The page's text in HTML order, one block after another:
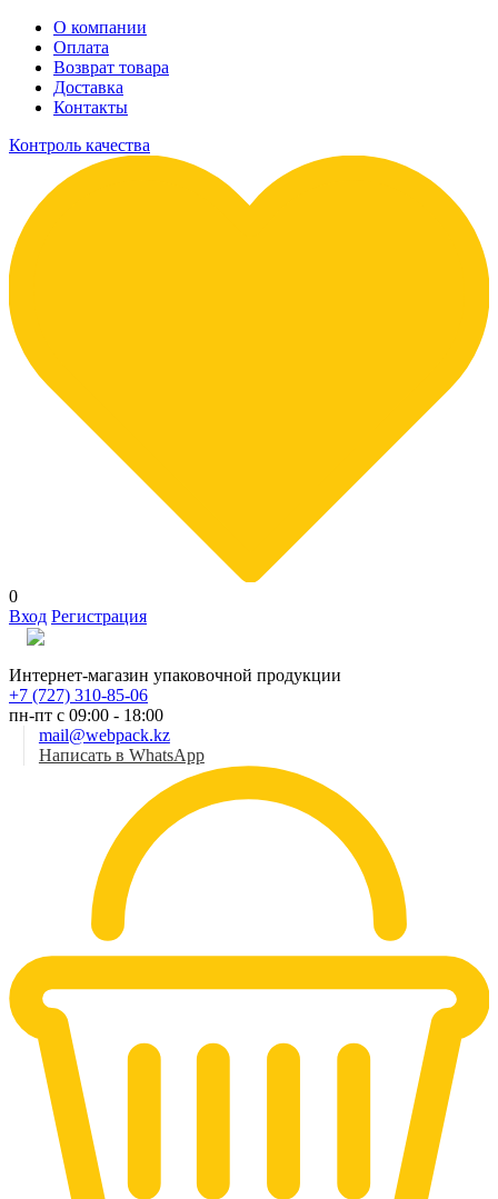
О компании
Оплата
Возврат товара
Доставка
Контакты
Контроль качества
0
Вход Регистрация
Интернет-магазин упаковочной продукции
+7 (727) 310-85-06
пн-пт с 09:00 - 18:00
mail@webpack.kz
Написать в WhatsApp